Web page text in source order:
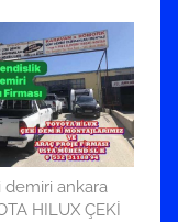
demiri ankara
HILUX ÇEKİ